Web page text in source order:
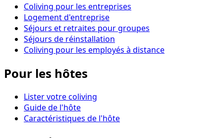
Coliving pour les entreprises
Logement d'entreprise
Séjours et retraites pour groupes
Séjours de réinstallation
Coliving pour les employés à distance
Pour les hôtes
Lister votre coliving
Guide de l'hôte
Caractéristiques de l'hôte